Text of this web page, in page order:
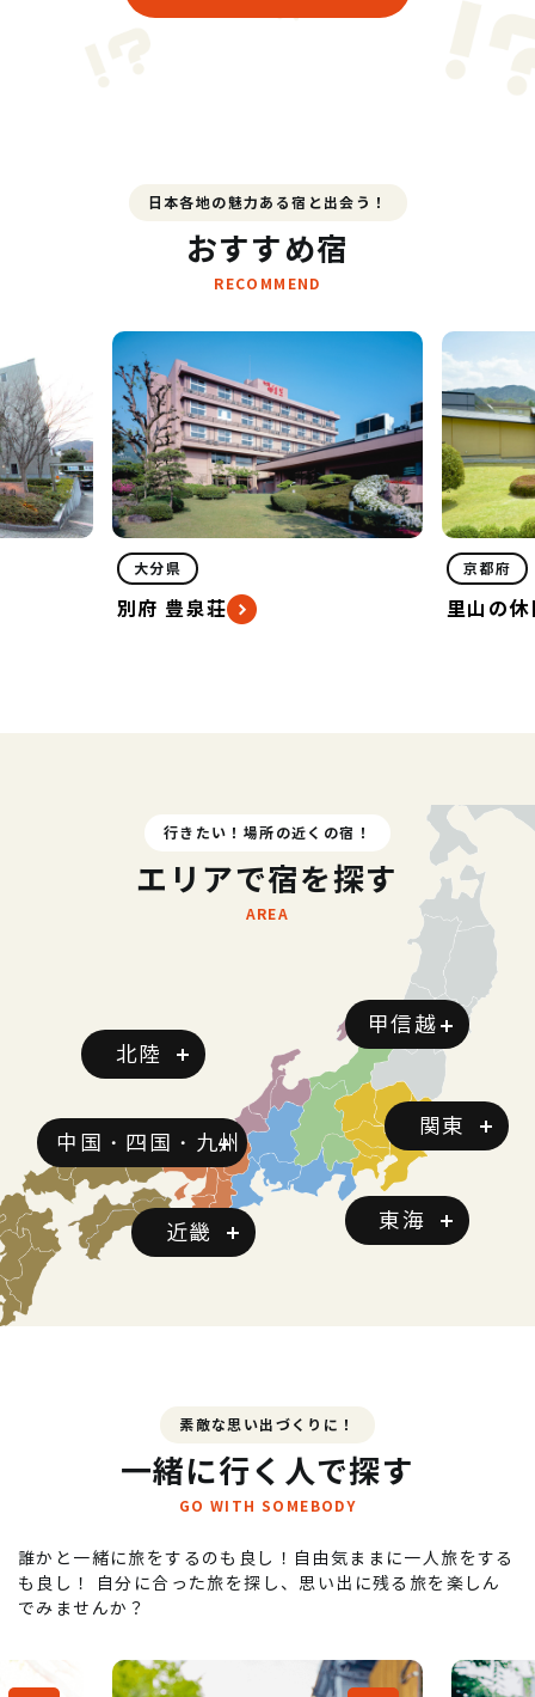
日本各地の魅力ある宿と出会う！
おすすめ宿
RECOMMEND
京都府
里山の休日 京都・烟河
三
里創
行きたい！場所の近くの宿！
エリアで宿を探す
AREA
甲信越
関東
北陸
東海
近畿
中国・四国・九州
素敵な思い出づくりに！
一緒に行く人で探す
GO WITH SOMEBODY
誰かと一緒に旅をするのも良し！自由気ままに一人旅をする
も良し！
自分に合った旅を探し、思い出に残る旅を楽しん
でみませんか？